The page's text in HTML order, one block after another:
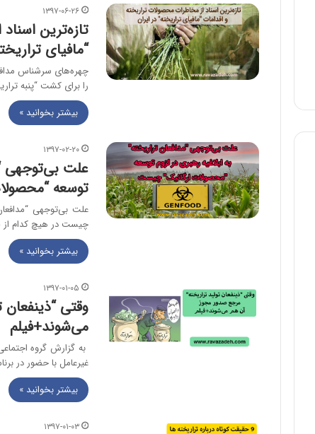
۱۳۹۷-۰۶-۲۶
تازه‌ترین
“مافیای
چهره‌های سرشناس مدافع
را برای کشت “پنبه
بیشتر بخوانید »
۱۳۹۷-۰۲-۲۰
علت بی‌توجهی
توسعه
علت بی‌توجهی
چیست در هیچ کدام از
بیشتر بخوانید »
۱۳۹۷-۰۱-۰۵
وقتی
می‌شوند+فیلم
به گزارش گروه
غیرعامل با حضور در
بیشتر بخوانید »
۱۳۹۷-۰۱-۰۳